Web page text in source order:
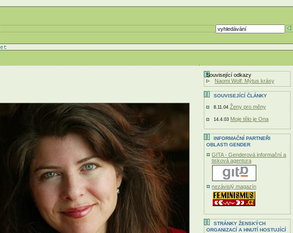
Související odkazy
Naomi Wolf: Mýtus krásy
SOUVISEJÍCÍ ČLÁNKY
8.11.04 Ženy pro měny
14.4.03 Moje tělo je Ona
INFORMAČNÍ PARTNEŘI
OBLASTI GENDER
GITA - Genderová informační a
tisková agentura
nezávislý magazín
STRÁNKY ŽENSKÝCH
ORGANIZACÍ A HNUTÍ HOSTUJÍCÍ